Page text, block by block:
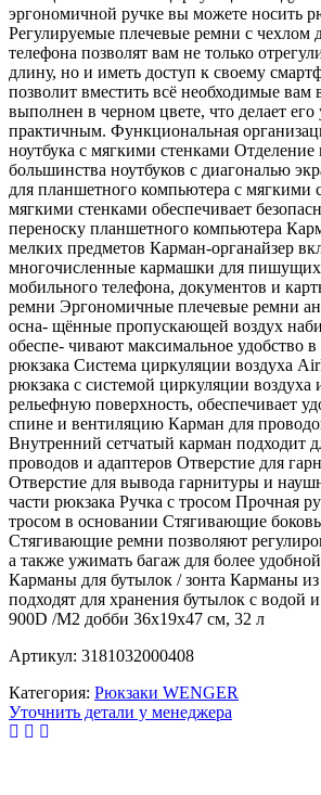
эргономичной ручке вы можете носить
Регулируемые плечевые ремни с чехлом
телефона позволят вам не только
длину, но и иметь доступ к своему
позволит вместить всё необходимые
выполнен в черном цвете, что делает
практичным. Функциональная
ноутбука с мягкими стенками Отделение
большинства ноутбуков с диагональю
для планшетного компьютера с мягкими
мягкими стенками обеспечивает
переноску планшетного компьютера
мелких предметов Карман-органайзер
многочисленные кармашки для
мобильного телефона, документов и
ремни Эргономичные плечевые ремни
осна- щённые пропускающей воздух
обеспе- чивают максимальное удобство
рюкзака Система циркуляции воздуха
рюкзака с системой циркуляции воздуха
рельефную поверхность, обеспечивает
спине и вентиляцию Карман для
Внутренний сетчатый карман подходит
проводов и адаптеров Отверстие для
Отверстие для вывода гарнитуры и
части рюкзака Ручка с тросом Прочная
тросом в основании Стягивающие
Стягивающие ремни позволяют
а также ужимать багаж для более
Карманы для бутылок / зонта Карманы из
подходят для хранения бутылок с водой
900D /М2 добби 36х19х47 см, 32 л
Артикул: 3181032000408
Категория: Рюкзаки WENGER
Уточнить детали у менеджера